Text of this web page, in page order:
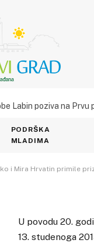
Labin poziva na Prvu
PODRŠKA
MLADIMA
i Mira Hrvatin primile
i Mira
0VIEWS
U povodu 20.
13. studenoga